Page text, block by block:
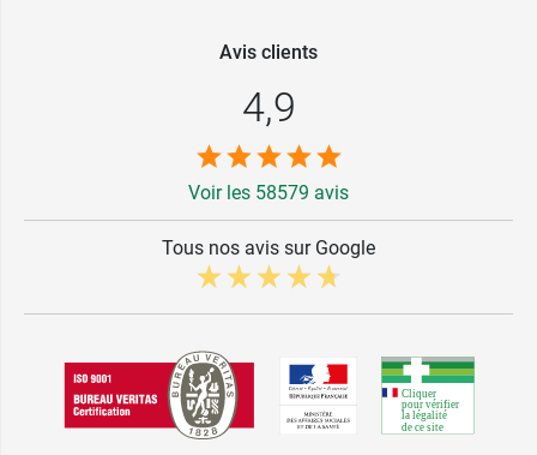
Avis clients
4,9
Voir les 58579 avis
Tous nos avis sur Google